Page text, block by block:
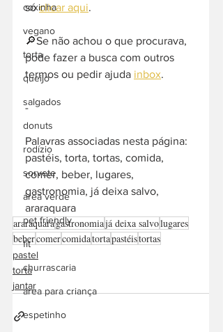
coxinha
vegano
torta
queijo
salgados
donuts
rodízio
sorvete
área verde
pet friendly
fit
churrascaria
área para criança
espetinho
só clicar aqui.
🔎Se não achou o que procurava,
pode fazer a busca com outros
termos ou pedir ajuda inbox.
-
Palavras associadas nesta página:
pastéis, torta, tortas, comida,
comer, beber, lugares,
gastronomia, já deixa salvo,
araraquara
araraquaragastronomiajá deixa salvolugares
bebercomercomidatortapastéistortas
pastel
torta
jantar